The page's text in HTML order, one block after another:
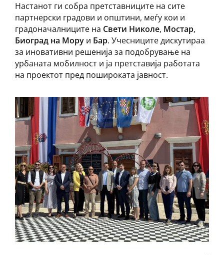
Настанот ги собра претставниците на сите
партнерски градови и општини, меѓу кои и
градоначалниците на Свети Николе, Мостар,
Биоград на Мору и Бар. Учесниците дискутираа
за иновативни решенија за подобрување на
урбаната мобилност и ја претставија работата
на проектот пред пошироката јавност.